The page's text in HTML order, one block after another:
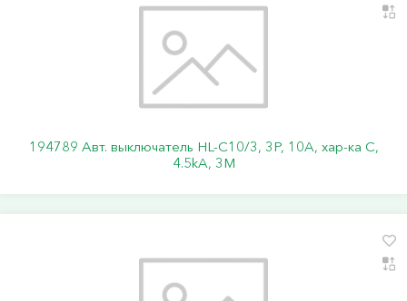
194789 Авт. выключатель HL-C10/3, 3P, 10A, хар-ка C,
4.5kA, 3M